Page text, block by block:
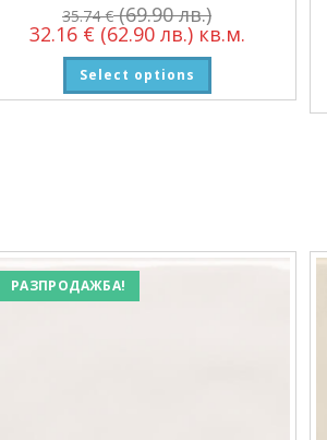
35.74€ (69.90 лв.)
32.16 € (62.90 лв.)кв.м.
Select options
РАЗПРОДАЖБА!